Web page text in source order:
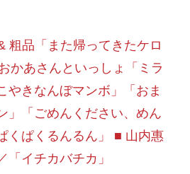
粗品「また帰ってきたケロ
かあさんといっしょ「ミラ
やきなんぼマンボ」「おま
」「ごめんください、めん
くぱくるんるん」 ■ 山内惠
「イチカバチカ」